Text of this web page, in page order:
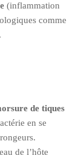
(inflammation
comme
de tiques
en se
de l’hôte